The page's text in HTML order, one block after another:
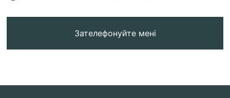
Зателефонуйте мені